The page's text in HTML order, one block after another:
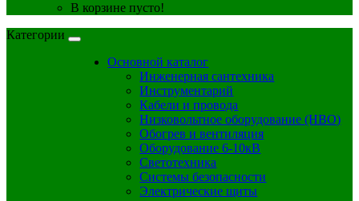
В корзине пусто!
Категории
Основной каталог
Инженерная сантехника
Инструментарий
Кабели и провода
Низковольтное оборудование (НВО)
Обогрев и вентиляция
Оборудование 6-10кВ
Светотехника
Системы безопасности
Электрические щиты